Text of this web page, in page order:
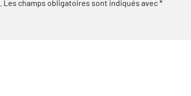
Les champs obligatoires sont indiqués avec*